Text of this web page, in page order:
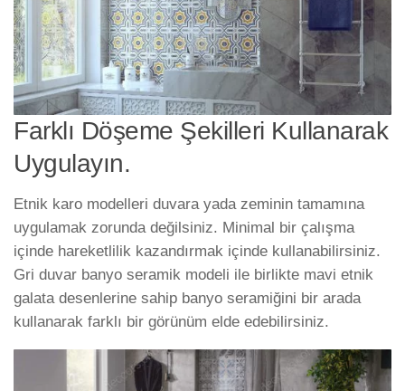
Farklı Döşeme Şekilleri Kullanarak
Uygulayın.
Etnik karo modelleri duvara yada zeminin tamamına
uygulamak zorunda değilsiniz. Minimal bir çalışma
içinde hareketlilik kazandırmak içinde kullanabilirsiniz.
Gri duvar banyo seramik modeli ile birlikte mavi etnik
galata desenlerine sahip banyo seramiğini bir arada
kullanarak farklı bir görünüm elde edebilirsiniz.